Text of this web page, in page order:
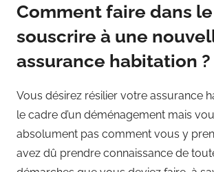
Comment faire dans
souscrire à une
assurance habitation ?
Vous désirez résilier votre assurance
le cadre d’un déménagement mais
absolument pas comment vous y
avez dû prendre connaissance de